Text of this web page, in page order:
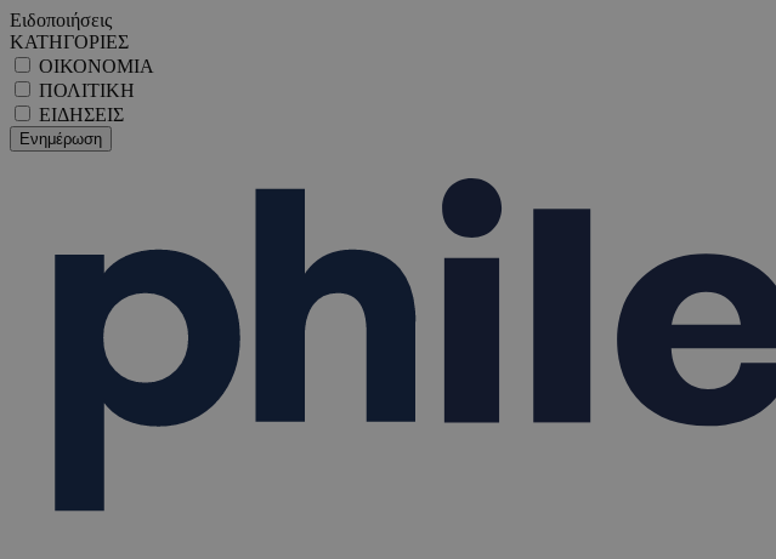
Ειδοποιήσεις
ΚΑΤΗΓΟΡΙΕΣ
ΟΙΚΟΝΟΜΙΑ
ΠΟΛΙΤΙΚΗ
ΕΙΔΗΣΕΙΣ